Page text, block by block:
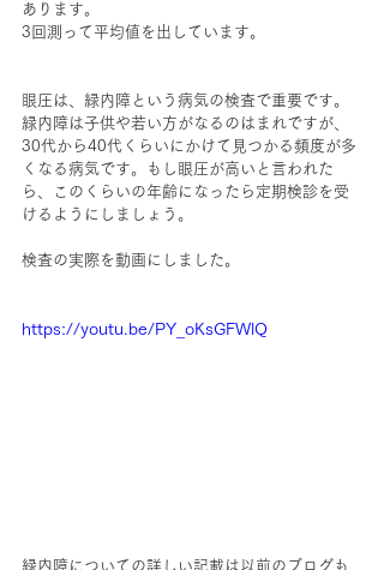
あります。
3回測って平均値を出しています。
眼圧は、緑内障という病気の検査で重要です。
緑内障は子供や若い方がなるのはまれですが、
30代から40代くらいにかけて見つかる頻度が多
くなる病気です。もし眼圧が高いと言われた
ら、このくらいの年齢になったら定期検診を受
けるようにしましょう。
検査の実際を動画にしました。
https://youtu.be/PY_oKsGFWlQ
緑内障についての詳しい記載は以前のブログも